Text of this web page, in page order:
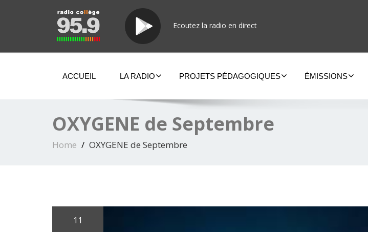
Ecoutez la radio en direct
ACCUEIL LA RADIO PROJETS PÉDAGOGIQUES ÉMISSIONS
OXYGENE de Septembre
Home OXYGENE de Septembre
11